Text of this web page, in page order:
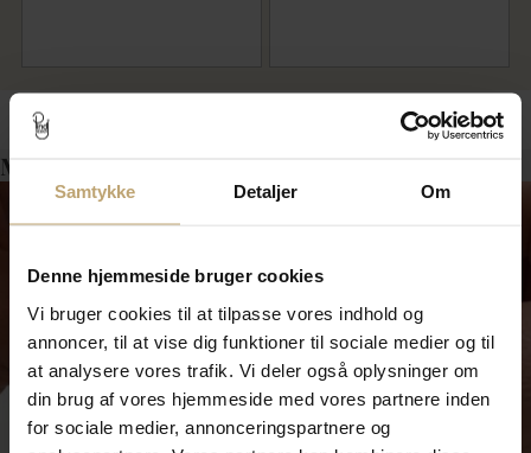
Samtykke Detaljer Om
Denne hjemmeside bruger cookies
Vi bruger cookies til at tilpasse vores indhold og
annoncer, til at vise dig funktioner til sociale medier og til
at analysere vores trafik. Vi deler også oplysninger om
din brug af vores hjemmeside med vores partnere inden
for sociale medier, annonceringspartnere og
Måske er det her relevant for dig?